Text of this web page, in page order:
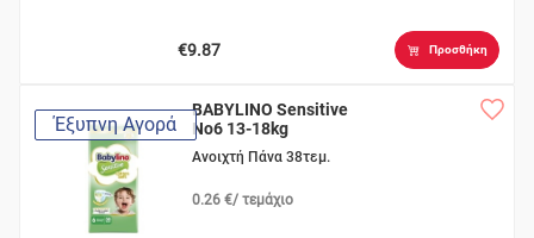
€9.87 Προσθήκη
Έξυπνη Αγορά
BABYLINO Sensitive
No6 13-18kg
Ανοιχτή Πάνα 38τεμ.
0.26 €/ τεμάχιο